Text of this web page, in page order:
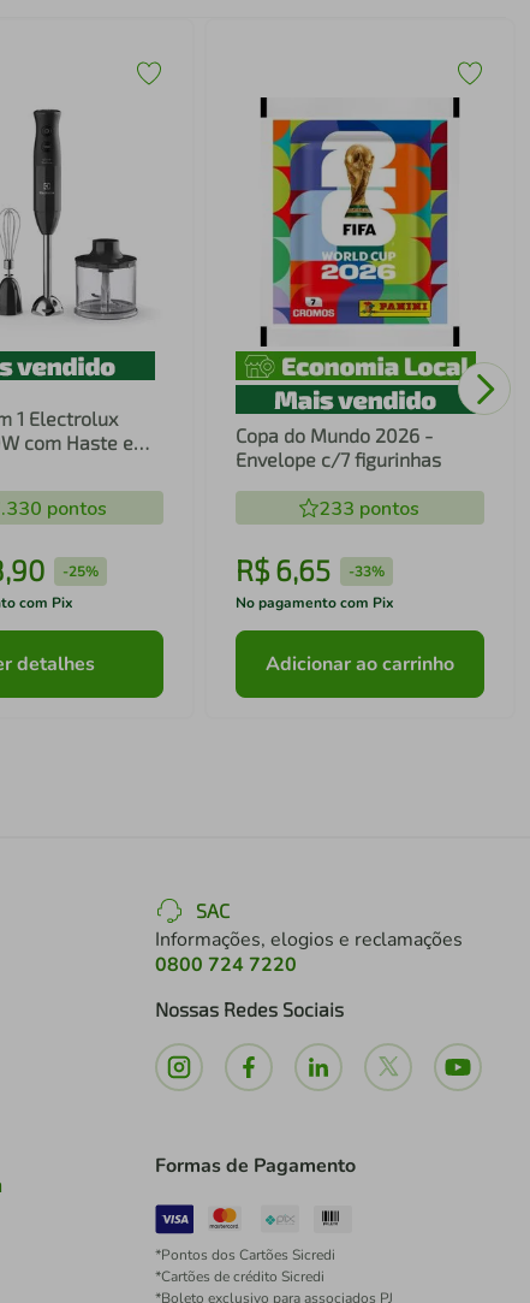
1 Electrolux
com Haste em
pontos
,90 -25%
com Pix
detalhes
Copa do Mundo 2026 -
Envelope c/7 figurinhas
233 pontos
R$ 6,65 -33%
No pagamento com Pix
Adicionar ao carrinho
SAC
Informações, elogios e reclamações
0800 724 7220
Nossas Redes Sociais
Formas de Pagamento
*Pontos dos Cartões Sicredi
*Cartões de crédito Sicredi
*Boleto exclusivo para associados PJ